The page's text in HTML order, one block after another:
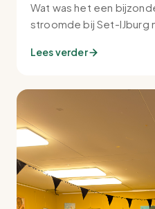
Wat was het een
stroomde bij Set-IJburg
Lees verder